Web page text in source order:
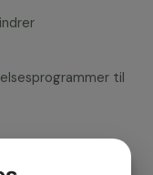
til
af 30 eller 50